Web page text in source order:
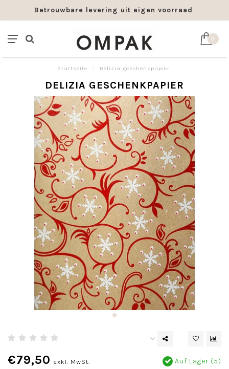
Betrouwbare levering uit eigen voorraad
0
Startseite Delizia geschenkpapier
DELIZIA GESCHENKPAPIER
€79,50 exkl. MwSt. Auf Lager (5)